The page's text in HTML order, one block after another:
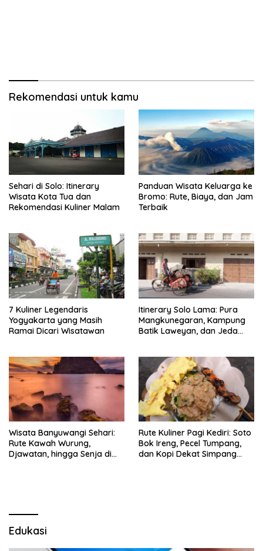
Rekomendasi untuk kamu
Sehari di Solo: Itinerary
Wisata Kota Tua dan
Rekomendasi Kuliner Malam
Panduan Wisata Keluarga ke
Bromo: Rute, Biaya, dan Jam
Terbaik
7 Kuliner Legendaris
Yogyakarta yang Masih
Ramai Dicari Wisatawan
Itinerary Solo Lama: Pura
Mangkunegaran, Kampung
Batik Laweyan, dan Jeda
Wisata Banyuwangi Sehari:
Rute Kawah Wurung,
Djawatan, hingga Senja di
Rute Kuliner Pagi Kediri: Soto
Bok Ireng, Pecel Tumpang,
dan Kopi Dekat Simpang
Edukasi